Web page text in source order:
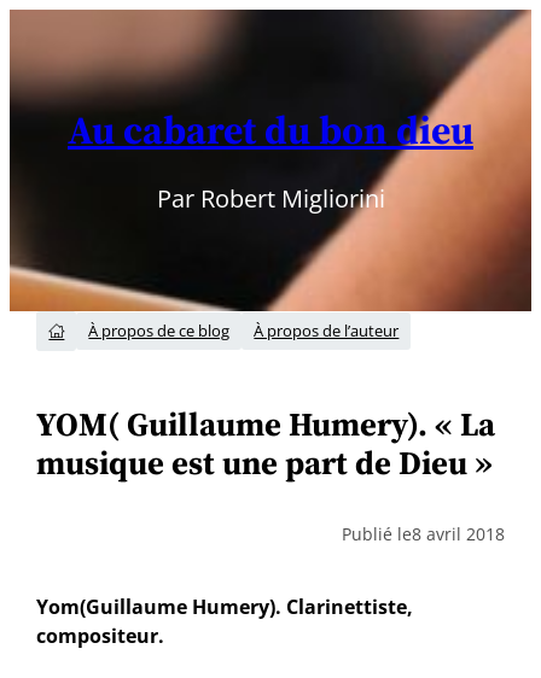
contenu
Au cabaret du bon dieu
Par Robert Migliorini
 À propos de ce blog À propos de l’auteur
YOM( Guillaume Humery). « La
musique est une part de Dieu »
Publié le8 avril 2018
Yom(Guillaume Humery). Clarinettiste,
compositeur.